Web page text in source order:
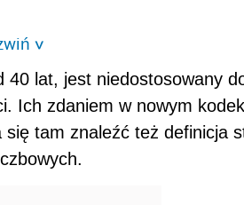
>
40 lat, jest niedostosowany
Ich zdaniem w nowym
tam znaleźć też definicja